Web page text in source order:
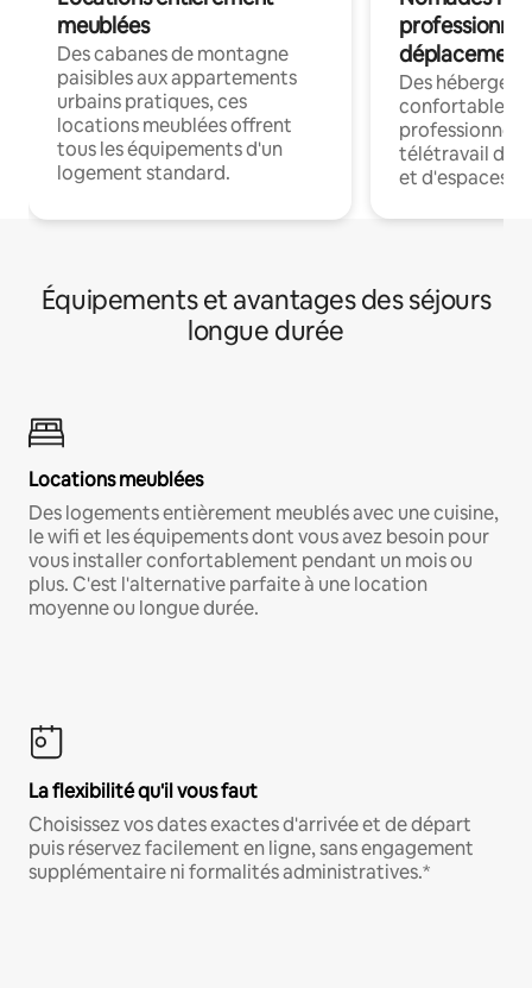
meublées
Des cabanes de montagne
paisibles aux appartements
urbains pratiques, ces
locations meublées offrent
tous les équipements d'un
logement standard.
déplacement
Des
confortables
professionnels
télétravail
et d'espaces
Équipements et avantages des séjours
longue durée
Locations meublées
Des logements entièrement meublés avec une cuisine,
le wifi et les équipements dont vous avez besoin pour
vous installer confortablement pendant un mois ou
plus. C'est l'alternative parfaite à une location
moyenne ou longue durée.
La flexibilité qu'il vous faut
Choisissez vos dates exactes d'arrivée et de départ
puis réservez facilement en ligne, sans engagement
supplémentaire ni formalités administratives.*